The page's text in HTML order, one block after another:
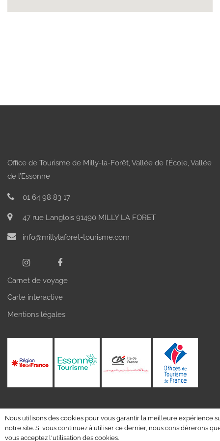
Office de Tourisme de Milly-la-Forêt, Vallée de l’École, Vallée
de l’Essonne
01 64 98 83 17
47 rue Langlois 91490 MILLY LA FORET
info@millylaforet-tourisme.com
Carnet de voyage
Carte interactive
Mentions légales
Nous utilisons des cookies pour vous garantir la meilleure expérience
notre site. Si vous continuez à utiliser ce dernier, nous considérerons
vous acceptez l'utilisation des cookies.